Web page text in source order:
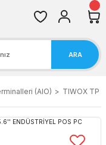
ARA
(AIO) TIWOX TP